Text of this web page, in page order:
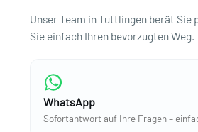
Unser Team in Tuttlingen berät Sie
Sie einfach Ihren bevorzugten Weg.
WhatsApp
Sofortantwort auf Ihre Fragen –